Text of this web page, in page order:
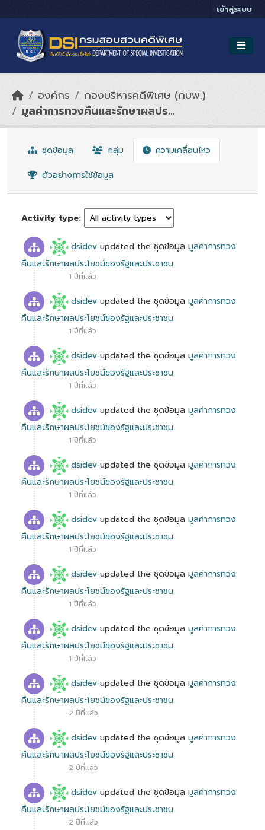
เข้าสู่ระบบ
องค์กร
กองบริหารคดีพิเศษ (กบพ.)
มูลค่าการทวงคืนและรักษาผลปร...
ชุดข้อมูล กลุ่ม
ความเคลื่อนไหว
ตัวอย่างการใช้ข้อมูล
Activity type
dsidev updated the ชุดข้อมูล มูลค่าการทวง
คืนและรักษาผลประโยชน์ของรัฐและประชาชน
1 ปีที่แล้ว
dsidev updated the ชุดข้อมูล มูลค่าการทวง
คืนและรักษาผลประโยชน์ของรัฐและประชาชน
1 ปีที่แล้ว
dsidev updated the ชุดข้อมูล มูลค่าการทวง
คืนและรักษาผลประโยชน์ของรัฐและประชาชน
1 ปีที่แล้ว
dsidev updated the ชุดข้อมูล มูลค่าการทวง
คืนและรักษาผลประโยชน์ของรัฐและประชาชน
1 ปีที่แล้ว
dsidev updated the ชุดข้อมูล มูลค่าการทวง
คืนและรักษาผลประโยชน์ของรัฐและประชาชน
1 ปีที่แล้ว
dsidev updated the ชุดข้อมูล มูลค่าการทวง
คืนและรักษาผลประโยชน์ของรัฐและประชาชน
1 ปีที่แล้ว
dsidev updated the ชุดข้อมูล มูลค่าการทวง
คืนและรักษาผลประโยชน์ของรัฐและประชาชน
1 ปีที่แล้ว
dsidev updated the ชุดข้อมูล มูลค่าการทวง
คืนและรักษาผลประโยชน์ของรัฐและประชาชน
1 ปีที่แล้ว
dsidev updated the ชุดข้อมูล มูลค่าการทวง
คืนและรักษาผลประโยชน์ของรัฐและประชาชน
2 ปีที่แล้ว
dsidev updated the ชุดข้อมูล มูลค่าการทวง
คืนและรักษาผลประโยชน์ของรัฐและประชาชน
2 ปีที่แล้ว
dsidev updated the ชุดข้อมูล มูลค่าการทวง
คืนและรักษาผลประโยชน์ของรัฐและประชาชน
2 ปีที่แล้ว